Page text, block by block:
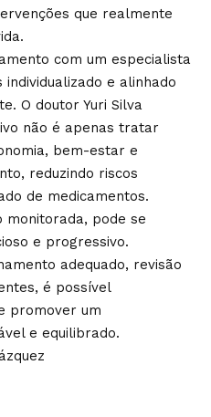
que realmente
com um especialista
e alinhado
O doutor Yuri Silva
não é apenas tratar
bem-estar e
reduzindo riscos
de medicamentos.
monitorada, pode se
e progressivo.
adequado, revisão
é possível
promover um
e equilibrado.